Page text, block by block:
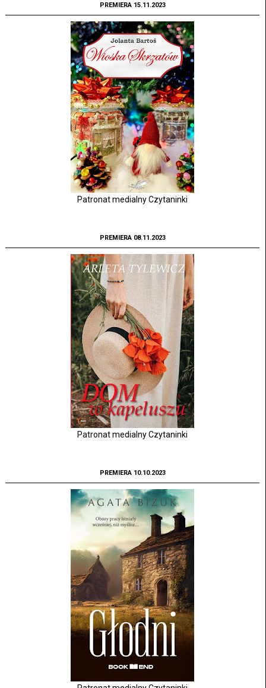
PREMIERA 15.11.2023
Patronat medialny Czytaninki
PREMIERA 08.11.2023
Patronat medialny Czytaninki
PREMIERA 10.10.2023